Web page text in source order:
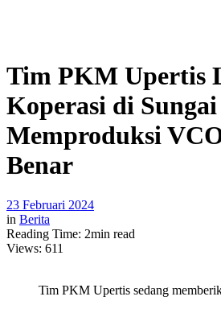
Tim PKM Upertis
Koperasi di
Memproduksi
Benar
23 Februari 2024
in Berita
Reading Time: 2min read
Views: 611
Tim PKM Upertis sedang